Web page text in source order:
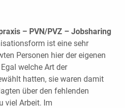
– PVN/PVZ – Jobsharing
ist eine sehr
Personen hier der eigenen
welche Art der
hatten, sie waren damit
über den fehlenden
viel Arbeit. Im